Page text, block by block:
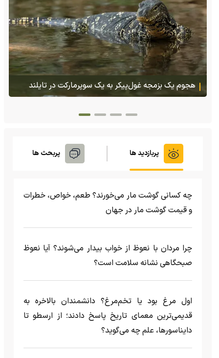
پس از ۷۰ سال؛ ببرها دوباره به سرزمین گمشده‌شان در
قزاقستان بازگشتند
پربازدید ها پربحث ها
چه کسانی گوشت مار می‌خورند؟ طعم، خواص، خطرات
و قیمت گوشت مار در جهان
چرا مردان با نعوظ از خواب بیدار می‌شوند؟ آیا نعوظ
صبحگاهی نشانه سلامت است؟
اول مرغ بود یا تخم‌مرغ؟ دانشمندان بالاخره به
قدیمی‌ترین معمای تاریخ پاسخ دادند؛ از ارسطو تا
دایناسورها، علم چه می‌گوید؟